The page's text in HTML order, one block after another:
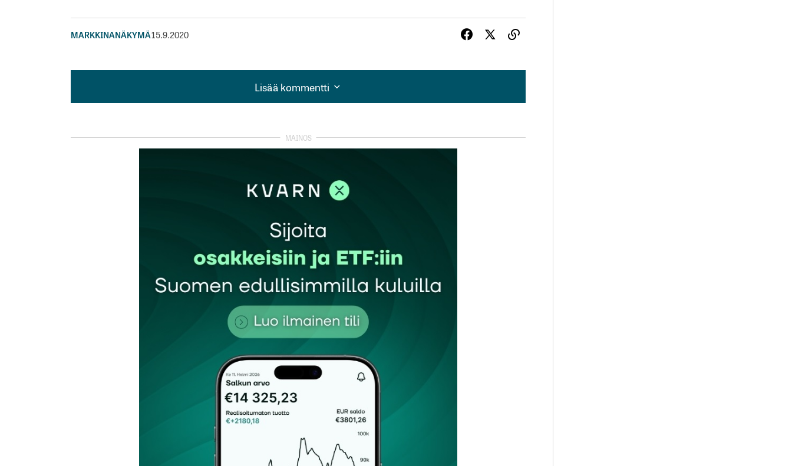
MARKKINANÄKYMÄ15.9.2020
Lisää kommentti
Lisää kommentti
Sähköpostiosoitteesi
Tilaa SalkunRakentajan uutiskirje